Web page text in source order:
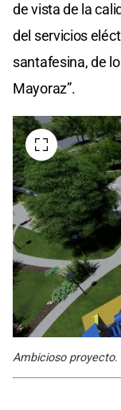
de vista de la
del servicios
santafesina, de
Mayoraz”.
Ambicioso proyecto.